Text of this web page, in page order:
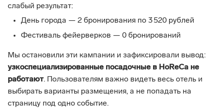
слабый результат:
День города — 2 бронирования по 3 520 рублей
Фестиваль фейерверков — 0 бронирований
Мы остановили эти кампании и зафиксировали вывод:
узкоспециализированные посадочные в HoReCa не
работают. Пользователям важно видеть весь отель и
выбирать варианты размещения, а не попадать на
страницу под одно событие.